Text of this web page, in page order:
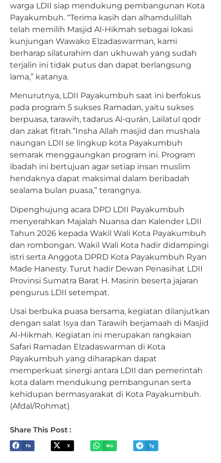
warga LDII siap mendukung pembangunan Kota
Payakumbuh. “Terima kasih dan alhamdulillah
telah memilih Masjid Al-Hikmah sebagai lokasi
kunjungan Wawako Elzadaswarman, kami
berharap silaturahim dan ukhuwah yang sudah
terjalin ini tidak putus dan dapat berlangsung
lama,” katanya.
Menurutnya, LDII Payakumbuh saat ini berfokus
pada program 5 sukses Ramadan, yaitu sukses
berpuasa, tarawih, tadarus Al-qurán, Lailatul qodr
dan zakat fitrah.”Insha Allah masjid dan mushala
naungan LDII se lingkup kota Payakumbuh
semarak menggaungkan program ini. Program
ibadah ini bertujuan agar setiap insan muslim
hendaknya dapat maksimal dalam beribadah
sealama bulan puasa,” terangnya.
Dipenghujung acara DPD LDII Payakumbuh
menyerahkan Majalah Nuansa dan Kalender LDII
Tahun 2026 kepada Wakil Wali Kota Payakumbuh
dan rombongan. Wakil Wali Kota hadir didampingi
istri serta Anggota DPRD Kota Payakumbuh Ryan
Made Hanesty. Turut hadir Dewan Penasihat LDII
Provinsi Sumatra Barat H. Masirin beserta jajaran
pengurus LDII setempat.
Usai berbuka puasa bersama, kegiatan dilanjutkan
dengan salat Isya dan Tarawih berjamaah di Masjid
Al-Hikmah. Kegiatan ini merupakan rangkaian
Safari Ramadan Elzadaswarman di Kota
Payakumbuh yang diharapkan dapat
memperkuat sinergi antara LDII dan pemerintah
kota dalam mendukung pembangunan serta
kehidupan bermasyarakat di Kota Payakumbuh.
(Afdal/Rohmat)
Share This Post :
Fb X Wa Tg